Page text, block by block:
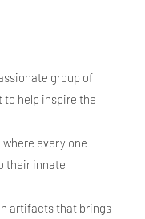
group of
to help inspire the
every one
their innate
artifacts that brings